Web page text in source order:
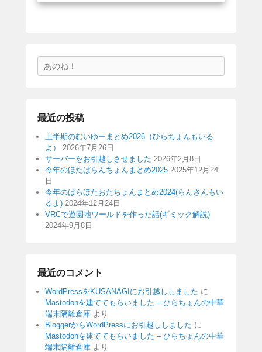
索
最近の投稿
上半期のむいゆーまとめ2026（ひらちょんもいる
よ）
2026年7月26日
サーバーをお引越しさせました 2026年2月8日
今年のほたぱらんちょんまとめ2025 2025年12月24
日
今年のぱらほたおたちょんまとめ2024(らんさんもい
るよ) 2024年12月24日
VRCで遊園地ワールドを作った話(ギミック解説)
2024年9月8日
最近のコメント
WordPressをKUSANAGIにお引越ししました に
Mastodonを建ててもらいました – ひらちょんの中華
端末隔離倉庫 より
BloggerからWordPressにお引越ししました に
Mastodonを建ててもらいました – ひらちょんの中華
端末隔離倉庫 より